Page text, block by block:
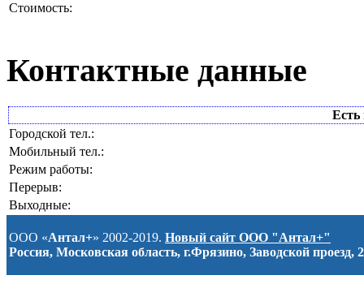
Стоимость:
Контактные данные
Есть
Городской тел.:
Мобильный тел.:
Режим работы:
Перерыв:
Выходные:
ООО «Антал+» 2002-2019. Новый сайт ООО "Антал+"
Россия, Московская область, г.Фрязино, Заводской проезд, 2